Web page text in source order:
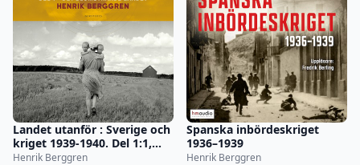
Landet utanför : Sverige och
kriget 1939-1940. Del 1:1,
Det blomstrande landet
Henrik Berggren
Spanska inbördeskriget
1936–1939
Henrik Berggren